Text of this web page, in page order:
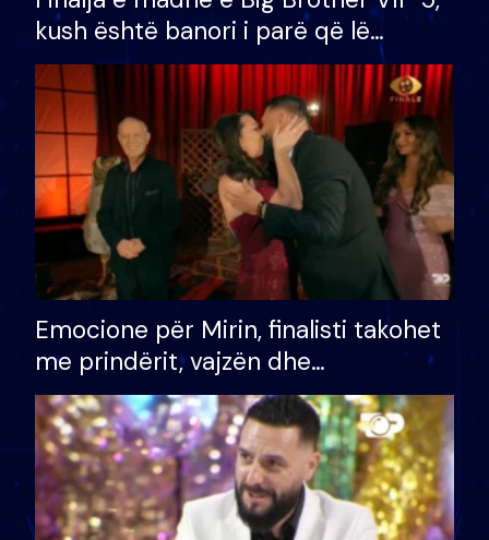
kush është banori i parë që lë
shtëpinë dhe humb mundësinë për
të fituar çmimin e madh
Emocione për Mirin, finalisti takohet
me prindërit, vajzën dhe
bashkëshorten: S’kemi ndonjë letër
divorci apo jo?